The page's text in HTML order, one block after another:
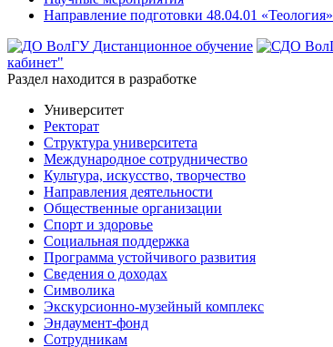
Направление подготовки 48.04.01 «Теология»
Дистанционное обучение
кабинет"
Раздел находится в разработке
Университет
Ректорат
Структура университета
Международное сотрудничество
Культура, искусство, творчество
Направления деятельности
Общественные организации
Спорт и здоровье
Социальная поддержка
Программа устойчивого развития
Сведения о доходах
Символика
Экскурсионно-музейный комплекс
Эндаумент-фонд
Сотрудникам